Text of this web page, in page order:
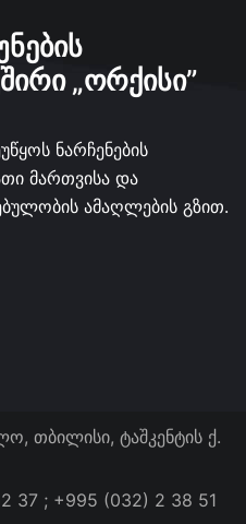
„ᲝᲠᲥᲘᲡᲘ”
ნარჩენების
მართვისა და
ამაღლების გზით.
თბილისი, ტაშკენტის ქ.
37 ; +995 (032) 2 38 51